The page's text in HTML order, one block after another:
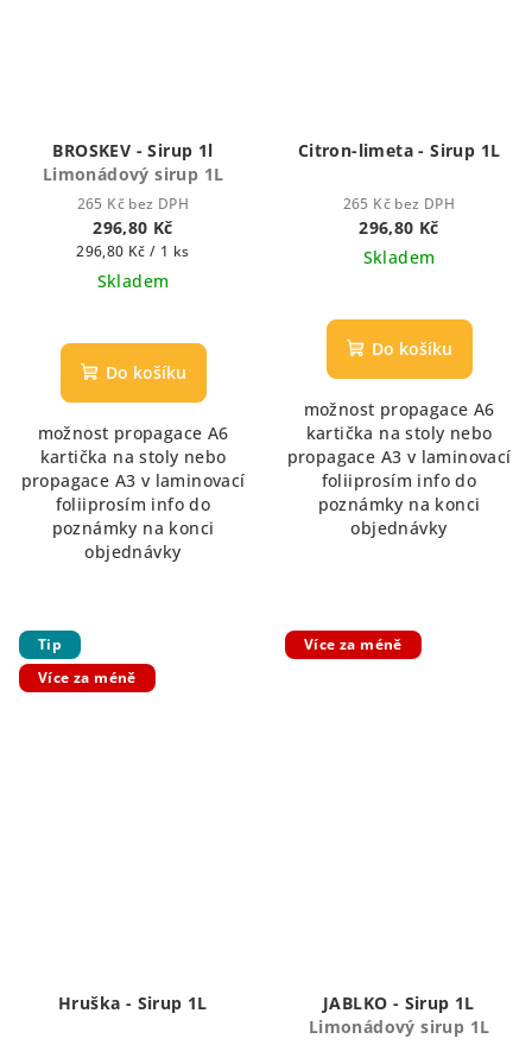
BROSKEV - Sirup 1l
Limonádový sirup 1L
265 Kč bez DPH
296,80 Kč
Měrná
cena:
296,80 Kč / 1 ks
Skladem
hodnocení
produktu
z
5
hvězdiček.
Do košíku
možnost propagace A6
kartička na stoly nebo
propagace A3 v laminovací
foliiprosím info do
poznámky na konci
objednávky
Citron-limeta - Sirup 1L
265 Kč bez DPH
296,80 Kč
Skladem
Do košíku
možnost propagace A6
kartička na stoly nebo
propagace A3 v laminovací
foliiprosím info do
poznámky na konci
objednávky
Tip
Více za méně
Hruška - Sirup 1L
Více za méně
JABLKO - Sirup 1L
Limonádový sirup 1L